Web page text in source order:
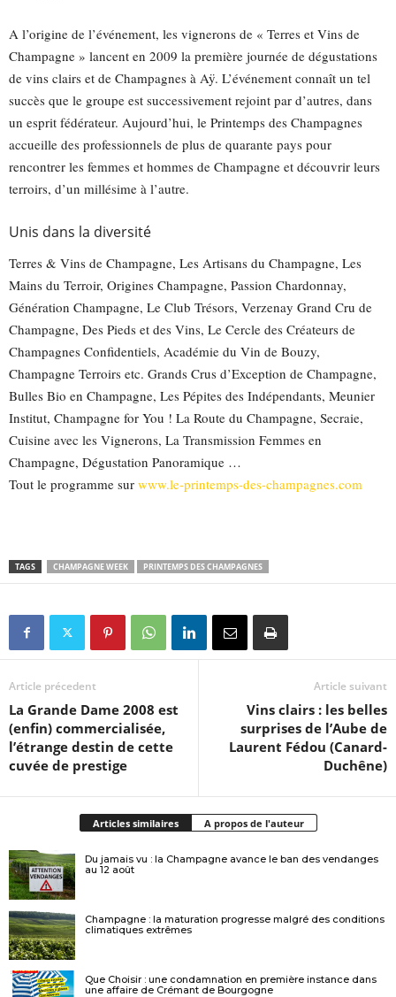
A l’origine de l’événement, les vignerons de « Terres et Vins de
Champagne » lancent en 2009 la première journée de dégustations
de vins clairs et de Champagnes à Aÿ. L’événement connaît un tel
succès que le groupe est successivement rejoint par d’autres, dans
un esprit fédérateur. Aujourd’hui, le Printemps des Champagnes
accueille des professionnels de plus de quarante pays pour
rencontrer les femmes et hommes de Champagne et découvrir leurs
terroirs, d’un millésime à l’autre.
Unis dans la diversité
Terres & Vins de Champagne, Les Artisans du Champagne, Les
Mains du Terroir, Origines Champagne, Passion Chardonnay,
Génération Champagne, Le Club Trésors, Verzenay Grand Cru de
Champagne, Des Pieds et des Vins, Le Cercle des Créateurs de
Champagnes Confidentiels, Académie du Vin de Bouzy,
Champagne Terroirs etc. Grands Crus d’Exception de Champagne,
Bulles Bio en Champagne, Les Pépites des Indépendants, Meunier
Institut, Champagne for You ! La Route du Champagne, Secraie,
Cuisine avec les Vignerons, La Transmission Femmes en
Champagne, Dégustation Panoramique …
Tout le programme sur www.le-printemps-des-champagnes.com
TAGS CHAMPAGNE WEEK PRINTEMPS DES CHAMPAGNES
Article précedent
La Grande Dame 2008 est
(enfin) commercialisée,
l’étrange destin de cette
cuvée de prestige
Article suivant
Vins clairs : les belles
surprises de l’Aube de
Laurent Fédou (Canard-
Duchêne)
Articles similaires A propos de l'auteur
Du jamais vu : la Champagne avance le ban des vendanges
au 12 août
Champagne : la maturation progresse malgré des conditions
climatiques extrêmes
Que Choisir : une condamnation en première instance dans
une affaire de Crémant de Bourgogne